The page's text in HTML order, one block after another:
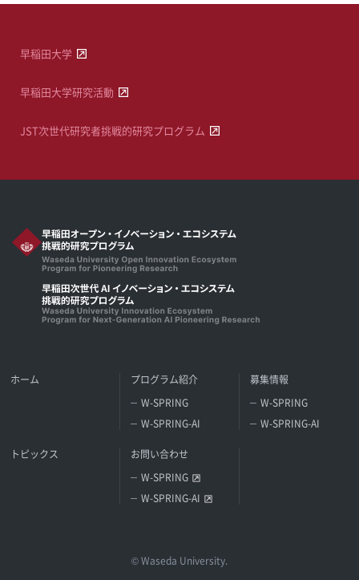
早稲田大学
早稲田大学研究活動
JST次世代研究者挑戦的研究プログラム
ホーム
プログラム紹介
W-SPRING
W-SPRING-AI
募集情報
W-SPRING
W-SPRING-AI
トピックス
お問い合わせ
W-SPRING
W-SPRING-AI
© Waseda University.